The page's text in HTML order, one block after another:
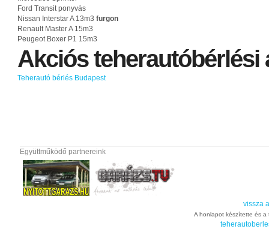
Ford Transit ponyvás
Nissan Interstar A 13m3 furgon
Renault Master A 15m3
Peugeot Boxer P1 15m3
Akciósteherautóbérlési
Teherautó bérlés Budapest
Együttműködő partnereink
vissza
A honlapot készítette és